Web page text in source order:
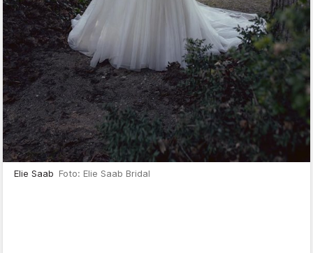
Elie Saab Foto: Elie Saab Bridal